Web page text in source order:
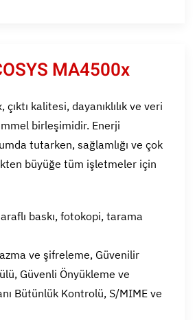
MA4500x
çıktı kalitesi, dayanıklılık ve veri
birleşimidir. Enerji
tutarken, sağlamlığı ve çok
büyüğe tüm işletmeler için
baskı, fotokopi, tarama
ve şifreleme, Güvenilir
Güvenli Önyükleme ve
Bütünlük Kontrolü, S/MIME ve